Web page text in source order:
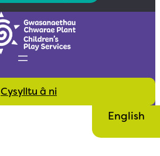
Cysylltu â ni
English